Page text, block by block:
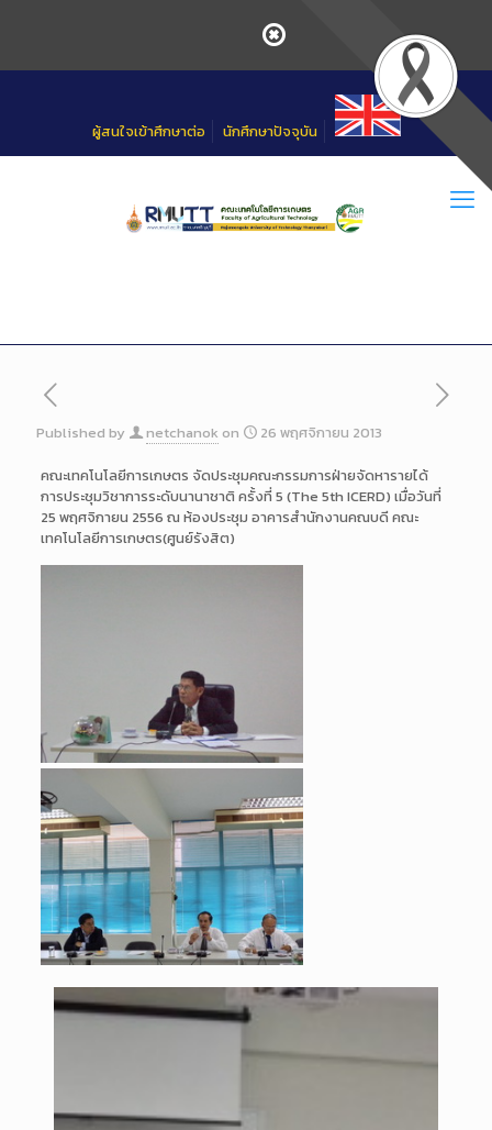
ผู้สนใจเข้าศึกษาต่อ นักศึกษาปัจจุบัน
Published by netchanok on 26 พฤศจิกายน 2013
คณะเทคโนโลยีการเกษตร จัดประชุมคณะกรรมการฝ่ายจัดหารายได้
การประชุมวิชาการระดับนานาชาติ ครั้งที่ 5 (The 5th ICERD) เมื่อวันที่
25 พฤศจิกายน 2556 ณ ห้องประชุม อาคารสำนักงานคณบดี คณะ
เทคโนโลยีการเกษตร(ศูนย์รังสิต)